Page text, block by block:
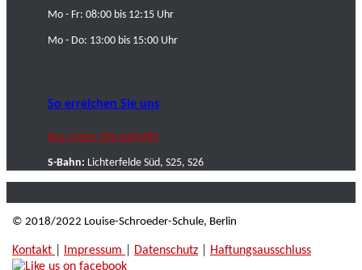
Mo - Fr: 08:00 bis 12:15 Uhr
Mo - Do: 13:00 bis 15:00 Uhr
So erreichen Sie uns
Bus: Linien 184 und M85
S-Bahn: Lichterfelde Süd, S25, S26
© 2018/2022 Louise-Schroeder-Schule, Berlin
Kontakt Impressum Datenschutz Haftungsausschluss